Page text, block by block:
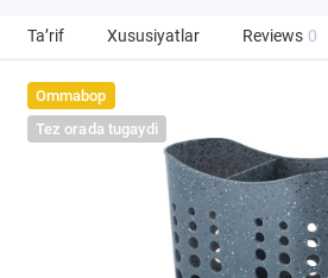
Ta’rif Xususiyatlar Reviews 0
Ommabop
Tez orada tugaydi